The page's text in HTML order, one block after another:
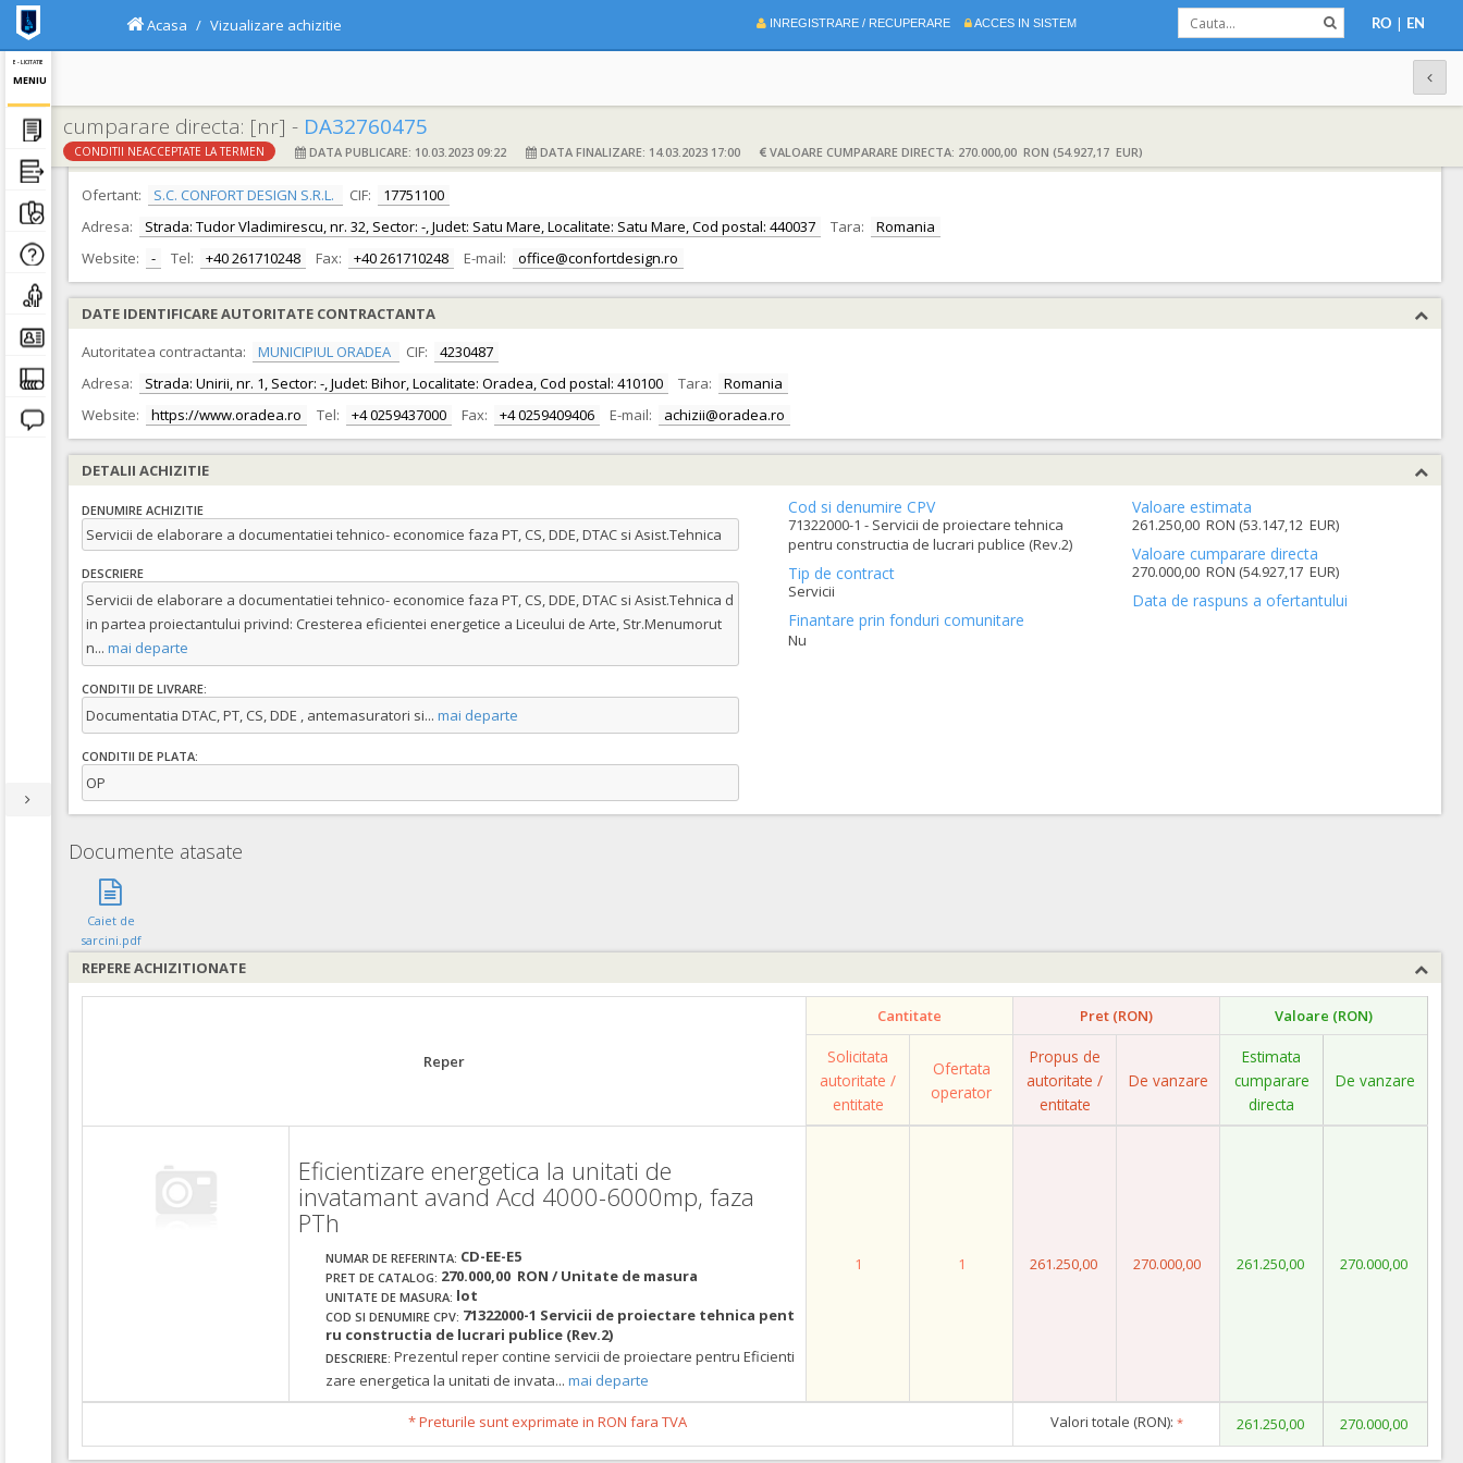
E - LICITATIE
MENIU
INREGISTRARE / RECUPERARE ACCES IN SISTEM RO | EN
Acasa Vizualizare achizitie
cumparare directa: [nr] - DA32760475
CONDITII NEACCEPTATE LA TERMEN DATA PUBLICARE: 10.03.2023 09:22 DATA FINALIZARE: 14.03.2023 17:00 VALOARE CUMPARARE DIRECTA: 270.000,00 RON (54.927,17 EUR)
DATE IDENTIFICARE OFERTANT
Ofertant:
S.C. CONFORT DESIGN S.R.L. CIF:
17751100
Adresa:
Strada: Tudor Vladimirescu, nr. 32, Sector: -, Judet: Satu Mare, Localitate: Satu Mare, Cod postal: 440037 Tara:
Romania
Website:
- Tel: +40 261710248 Fax: +40 261710248 E-mail: office@confortdesign.ro
DATE IDENTIFICARE AUTORITATE CONTRACTANTA
Autoritatea contractanta:
MUNICIPIUL ORADEA CIF:
4230487
Adresa:
Strada: Unirii, nr. 1, Sector: -, Judet: Bihor, Localitate: Oradea, Cod postal: 410100 Tara:
Romania
Website:
https://www.oradea.ro Tel: +4 0259437000 Fax: +4 0259409406 E-mail: achizii@oradea.ro
DETALII ACHIZITIE
DENUMIRE ACHIZITIE
Servicii de elaborare a documentatiei tehnico- economice faza PT, CS, DDE, DTAC si Asist.Tehnica
DESCRIERE
Servicii de elaborare a documentatiei tehnico- economice faza PT, CS, DDE, DTAC si Asist.Tehnica d
in partea proiectantului privind: Cresterea eficientei energetice a Liceului de Arte, Str.Menumorut
n... mai departe
CONDITII DE LIVRARE:
Documentatia DTAC, PT, CS, DDE , antemasuratori si... mai departe
CONDITII DE PLATA:
OP
Cod si denumire CPV
71322000-1 - Servicii de proiectare tehnica
pentru constructia de lucrari publice (Rev.2)
Tip de contract
Servicii
Finantare prin fonduri comunitare
Nu
Valoare estimata
261.250,00 RON (53.147,12 EUR)
Valoare cumparare directa
270.000,00 RON (54.927,17 EUR)
Data de raspuns a ofertantului
Documente atasate
Caiet de
sarcini.pdf
REPERE ACHIZITIONATE
Reper
Cantitate Pret (RON) Valoare (RON)
Solicitata
autoritate /
entitate
Ofertata
operator
Propus de
autoritate /
entitate
De vanzare
Estimata
cumparare
directa
De vanzare
Eficientizare energetica la unitati de
invatamant avand Acd 4000-6000mp, faza
PTh
NUMAR DE REFERINTA: CD-EE-E5
PRET DE CATALOG: 270.000,00 RON / Unitate de masura
UNITATE DE MASURA: lot
COD SI DENUMIRE CPV: 71322000-1 Servicii de proiectare tehnica pent
ru constructia de lucrari publice (Rev.2)
DESCRIERE: Prezentul reper contine servicii de proiectare pentru Eficienti
zare energetica la unitati de invata... mai departe
1 1 261.250,00 270.000,00 261.250,00 270.000,00
* Preturile sunt exprimate in RON fara TVA Valori totale (RON): * 261.250,00 270.000,00